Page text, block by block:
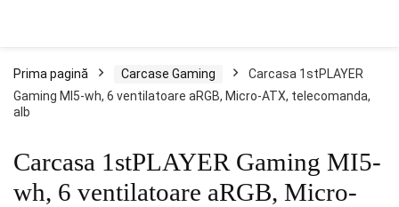
Prima pagină Carcase Gaming
Carcasa 1stPLAYER
Gaming MI5-wh, 6 ventilatoare aRGB, Micro-ATX, telecomanda,
alb
Carcasa 1stPLAYER Gaming MI5-
wh, 6 ventilatoare aRGB, Micro-